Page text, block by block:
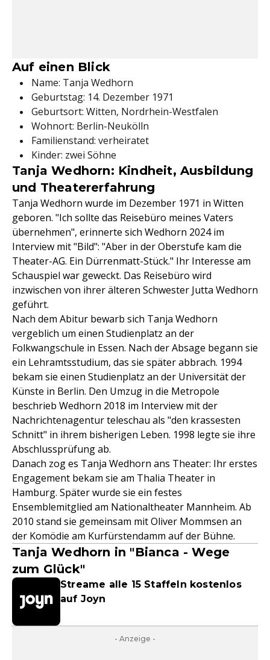
Auf einen Blick
Name: Tanja Wedhorn
Geburtstag: 14. Dezember 1971
Geburtsort: Witten, Nordrhein-Westfalen
Wohnort: Berlin-Neukölln
Familienstand: verheiratet
Kinder: zwei Söhne
Tanja Wedhorn: Kindheit, Ausbildung
und Theatererfahrung
Tanja Wedhorn wurde im Dezember 1971 in Witten
geboren. "Ich sollte das Reisebüro meines Vaters
übernehmen", erinnerte sich Wedhorn 2024 im
Interview mit "Bild": "Aber in der Oberstufe kam die
Theater-AG. Ein Dürrenmatt-Stück." Ihr Interesse am
Schauspiel war geweckt. Das Reisebüro wird
inzwischen von ihrer älteren Schwester Jutta Wedhorn
geführt.
Nach dem Abitur bewarb sich Tanja Wedhorn
vergeblich um einen Studienplatz an der
Folkwangschule in Essen. Nach der Absage begann sie
ein Lehramtsstudium, das sie später abbrach. 1994
bekam sie einen Studienplatz an der Universität der
Künste in Berlin. Den Umzug in die Metropole
beschrieb Wedhorn 2018 im Interview mit der
Nachrichtenagentur teleschau als "den krassesten
Schnitt" in ihrem bisherigen Leben. 1998 legte sie ihre
Abschlussprüfung ab.
Danach zog es Tanja Wedhorn ans Theater: Ihr erstes
Engagement bekam sie am Thalia Theater in
Hamburg. Später wurde sie ein festes
Ensemblemitglied am Nationaltheater Mannheim. Ab
2010 stand sie gemeinsam mit Oliver Mommsen an
der Komödie am Kurfürstendamm auf der Bühne.
Tanja Wedhorn in "Bianca - Wege
zum Glück"
Streame alle 15 Staffeln kostenlos
auf Joyn
- Anzeige -